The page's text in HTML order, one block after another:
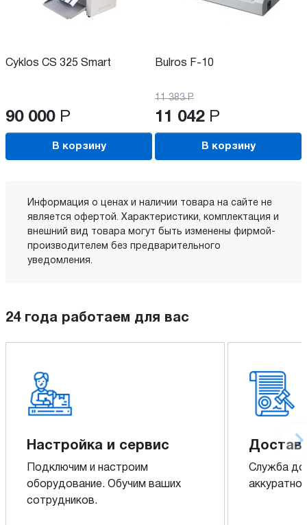
Cyklos CS 325 Smart
90 000 Р
В корзину
Bulros F-10
11 383 Р
11 042 Р
В корзину
Информация о ценах и наличии товара на сайте не
является офертой. Характеристики, комплектация и
внешний вид товара могут быть изменены фирмой-
производителем без предварительного
уведомления.
24 года работаем для вас
Настройка и сервис
Подключим и настроим
оборудование. Обучим ваших
сотрудников.
Служба
аккуратно